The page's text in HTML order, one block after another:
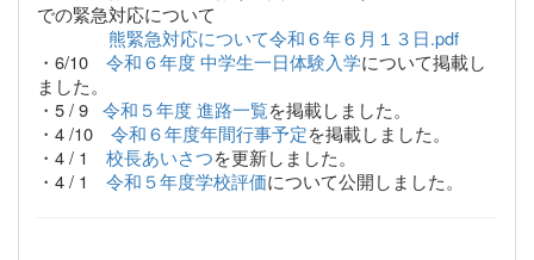
での緊急対応について
熊緊急対応について令和６年６月１３日.pdf
・6/10 令和６年度 中学生一日体験入学について掲載し
ました。
・5 / 9 令和５年度 進路一覧を掲載しました。
・4 /10 令和６年度年間行事予定を掲載しました。
・4 / 1 校長あいさつを更新しました。
・4 / 1 令和５年度学校評価について公開しました。